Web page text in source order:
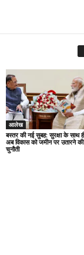
आलेख
बस्तर की नई सुबह: सुरक्षा के साथ
अब विकास को जमीन पर उतारने की
चुनौती